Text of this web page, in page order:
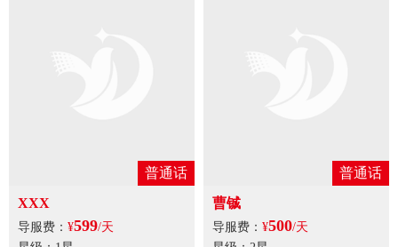
普通话
XXX
导服费： 599 /天
普通话
曹铖
导服费： ¥500/天